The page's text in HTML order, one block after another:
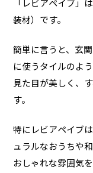
装材）です。
簡単に言うと、玄
に使うタイルのよう
見た目が美しく、
す。
特にレビアペイブ
ュラルなおうちや
おしゃれな雰囲気